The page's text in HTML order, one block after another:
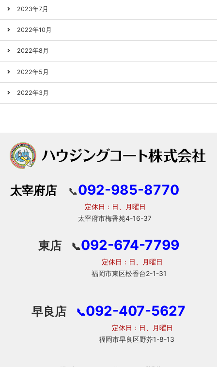
2023年7月
2022年10月
2022年8月
2022年5月
2022年3月
太宰府店 📞092-985-8770
定休日：日、月曜日
太宰府市梅香苑4-16-37
東店 📞092-674-7799
定休日：日、月曜日
福岡市東区松香台2-1-31
早良店 📞092-407-5627
定休日：日、月曜日
福岡市早良区野芥1-8-13